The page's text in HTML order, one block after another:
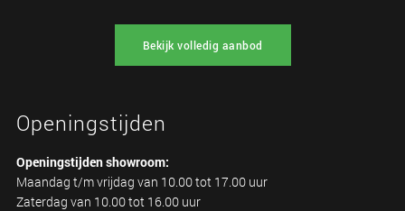
Bekijk volledig aanbod
Openingstijden
Openingstijden showroom:
Maandag t/m vrijdag van 10.00 tot 17.00 uur
Zaterdag van 10.00 tot 16.00 uur